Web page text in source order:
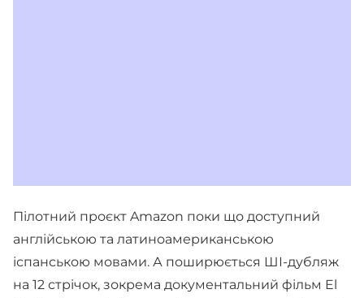
Пілотний проєкт Amazon поки що доступний
англійською та латиноамериканською
іспанською мовами. А поширюється ШІ-дубляж
на 12 стрічок, зокрема документальний фільм El